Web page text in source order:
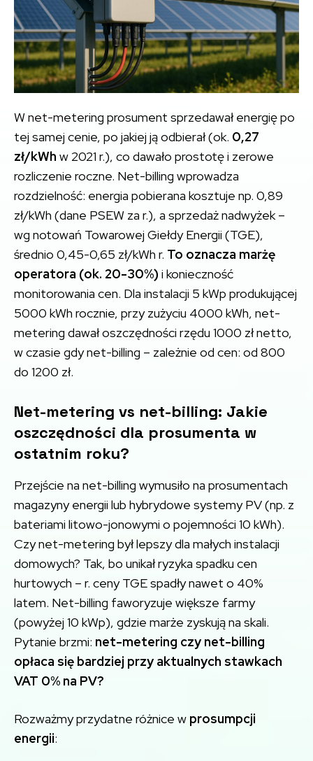
W net-metering prosument sprzedawał energię po
tej samej cenie, po jakiej ją odbierał (ok. 0,27
zł/kWh w 2021 r.), co dawało prostotę i zerowe
rozliczenie roczne. Net-billing wprowadza
rozdzielność: energia pobierana kosztuje np. 0,89
zł/kWh (dane PSEW za r.), a sprzedaż nadwyżek –
wg notowań Towarowej Giełdy Energii (TGE),
średnio 0,45-0,65 zł/kWh r. To oznacza marżę
operatora (ok. 20-30%) i konieczność
monitorowania cen. Dla instalacji 5 kWp produkującej
5000 kWh rocznie, przy zużyciu 4000 kWh, net-
metering dawał oszczędności rzędu 1000 zł netto,
w czasie gdy net-billing – zależnie od cen: od 800
do 1200 zł.
Net-metering vs net-billing: Jakie
oszczędności dla prosumenta w
ostatnim roku?
Przejście na net-billing wymusiło na prosumentach
magazyny energii lub hybrydowe systemy PV (np. z
bateriami litowo-jonowymi o pojemności 10 kWh).
Czy net-metering był lepszy dla małych instalacji
domowych? Tak, bo unikał ryzyka spadku cen
hurtowych – r. ceny TGE spadły nawet o 40%
latem. Net-billing faworyzuje większe farmy
(powyżej 10 kWp), gdzie marże zyskują na skali.
Pytanie brzmi: net-metering czy net-billing
opłaca się bardziej przy aktualnych stawkach
VAT 0% na PV?
Rozważmy przydatne różnice w prosumpcji
energii: